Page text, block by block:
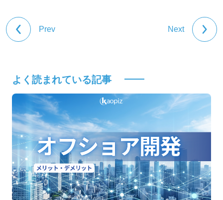
Prev Next
よく読まれている記事